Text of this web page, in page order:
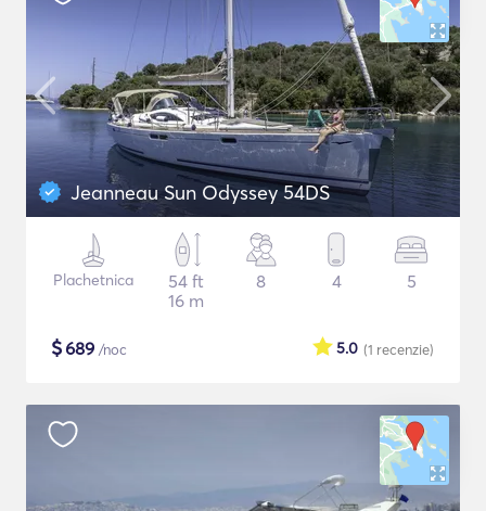
Jeanneau Sun Odyssey 54DS
Plachetnica
54 ft
16 m
8 4 5
$689 /noc (1 recenzie)
5.0